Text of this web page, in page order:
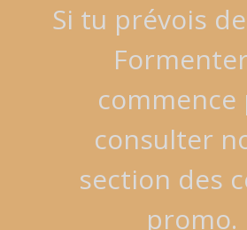
Si tu prévois de
commence
consulter
section des
promo.